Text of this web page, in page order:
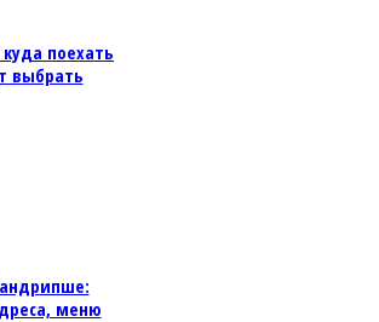
поехать
выбрать
меню